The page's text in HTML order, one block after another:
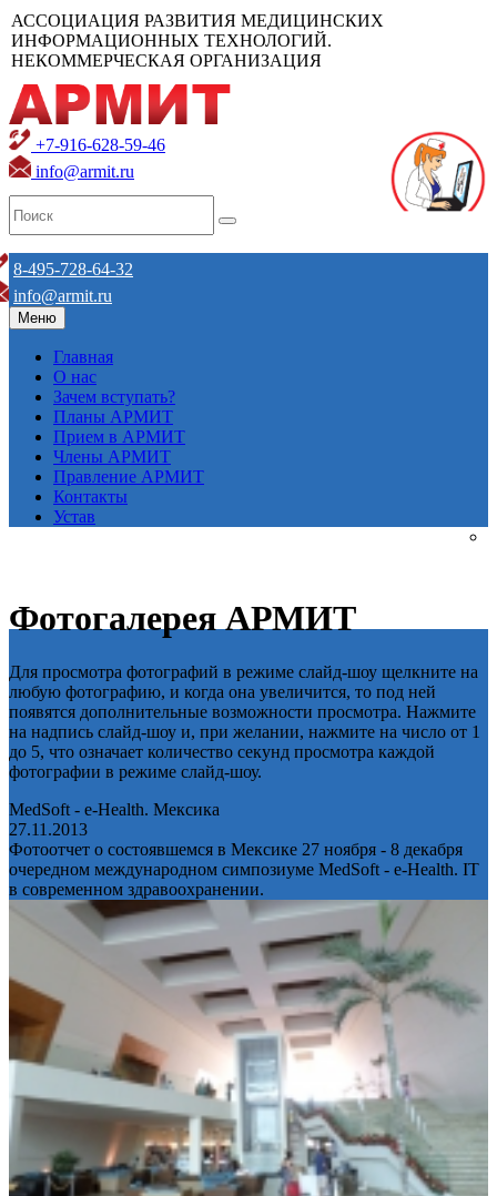
АССОЦИАЦИЯ РАЗВИТИЯ МЕДИЦИНСКИХ
ИНФОРМАЦИОННЫХ ТЕХНОЛОГИЙ.
НЕКОММЕРЧЕСКАЯ ОРГАНИЗАЦИЯ
+7-916-628-59-46
info@armit.ru
8-495-728-64-32
info@armit.ru
Меню
Главная
О нас
Зачем вступать?
Планы АРМИТ
Прием в АРМИТ
Члены АРМИТ
Правление АРМИТ
Контакты
Устав
Фотогалерея АРМИТ
Для просмотра фотографий в режиме слайд-шоу щелкните на
любую фотографию, и когда она увеличится, то под ней
появятся дополнительные возможности просмотра. Нажмите
на надпись слайд-шоу и, при желании, нажмите на число от 1
до 5, что означает количество секунд просмотра каждой
фотографии в режиме слайд-шоу.
MedSoft - e-Health. Мексика
27.11.2013
Фотоотчет о состоявшемся в Мексике 27 ноября - 8 декабря
очередном международном симпозиуме MedSoft - e-Health. IT
в современном здравоохранении.